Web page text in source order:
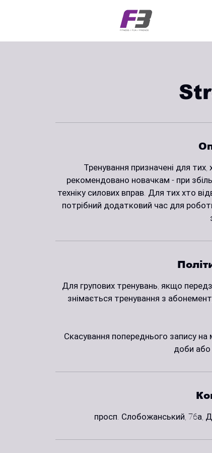
Тренування призначені для тих,
рекомендовано новачкам - при
техніку силових вправ. Для тих хто
потрібний додатковий час для
Для групових тренувань, якщо
знімається тренування з
Скасування попереднього запису на
доби або
просп. Слобожанський, 76а,